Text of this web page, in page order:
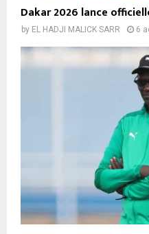
Dakar 2026 lance
by EL HADJI MALICK SARR 6